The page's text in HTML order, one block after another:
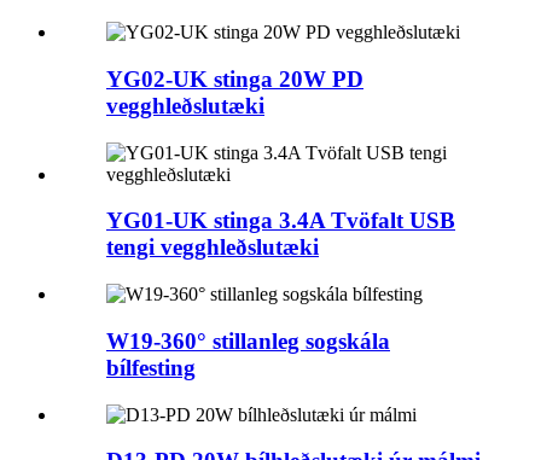
YG02-UK stinga 20W PD
vegghleðslutæki
YG01-UK stinga 3.4A Tvöfalt USB
tengi vegghleðslutæki
W19-360° stillanleg sogskála
bílfesting